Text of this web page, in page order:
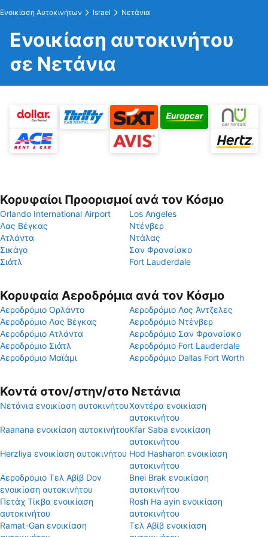
Ενοικίαση Αυτοκινήτων Israel Νετάνια
Ενοικίαση αυτοκινήτου
σε Νετάνια
Κορυφαίοι Προορισμοί ανά τον Κόσμο
Orlando International Airport
Los Angeles
Λας Βέγκας
Ντένβερ
Ατλάντα
Ντάλας
Σικάγο
Σαν Φρανσίσκο
Σιάτλ
Fort Lauderdale
Κορυφαία Αεροδρόμια ανά τον Κόσμο
Αεροδρόμιο Ορλάντο
Αεροδρόμιο Λος Άντζελες
Αεροδρόμιο Λας Βέγκας
Αεροδρόμιο Ντένβερ
Αεροδρόμιο Ατλάντα
Αεροδρόμιο Σαν Φρανσίσκο
Αεροδρόμιο Σιάτλ
Αεροδρόμιο Fort Lauderdale
Αεροδρόμιο Μαϊάμι
Αεροδρόμιο Dallas Fort Worth
Κοντά στον/στην/στο Νετάνια
Νετάνια ενοικίαση αυτοκινήτουΧαντέρα ενοικίαση
αυτοκινήτου
Raanana ενοικίαση αυτοκινήτουKfar Saba ενοικίαση
αυτοκινήτου
Herzliya ενοικίαση αυτοκινήτου Hod Hasharon ενοικίαση
αυτοκινήτου
Αεροδρόμιο Τελ Αβίβ Dov
ενοικίαση αυτοκινήτου
Bnei Brak ενοικίαση
αυτοκινήτου
Πετάχ Τίκβα ενοικίαση
αυτοκινήτου
Rosh Ha ayin ενοικίαση
αυτοκινήτου
Ramat-Gan ενοικίαση
Τελ Αβίβ ενοικίαση